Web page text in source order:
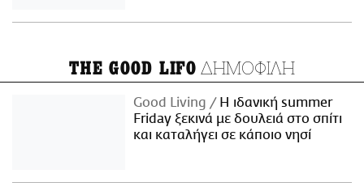
THE GOOD LIFO ΔΗΜΟΦΙΛΗ
Good Living
Η ιδανική summer
Friday ξεκινά με δουλειά στο σπίτι
και καταλήγει σε κάποιο νησί